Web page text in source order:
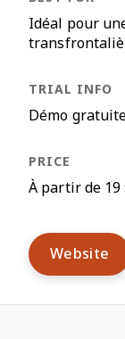
Idéal pour
Démo
À partir de
Website